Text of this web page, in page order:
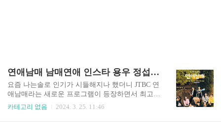
연애남매 남매연애 인스타 용우 정섭 철현 재형 남자 직업 나이
요즘 나는솔로 인기가 시들해지나 했더니 JTBC 연
애남매라는 새로운 프로그램이 등장하면서 최고의
화제성을 보여주고 있습니다. 엄청난 비주얼을 자
카테고리 없음 2024. 3. 25. 11:46